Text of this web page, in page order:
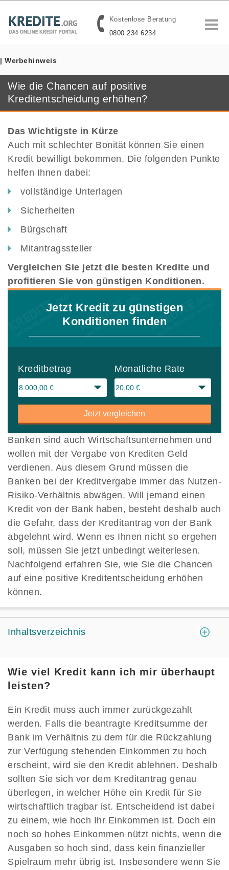
Kostenlose Beratung
0800 234 6234
| Werbehinweis
Wie die Chancen auf positive
Kreditentscheidung erhöhen?
Das Wichtigste in Kürze
Auch mit schlechter Bonität können Sie einen
Kredit bewilligt bekommen. Die folgenden Punkte
helfen Ihnen dabei:
vollständige Unterlagen
Sicherheiten
Bürgschaft
Mitantragssteller
Vergleichen Sie jetzt die besten Kredite und
profitieren Sie von günstigen Konditionen.
Jetzt Kredit zu günstigen
Konditionen finden
Kreditbetrag Monatliche Rate
Jetzt vergleichen
Banken sind auch Wirtschaftsunternehmen und
wollen mit der Vergabe von Krediten Geld
verdienen. Aus diesem Grund müssen die
Banken bei der Kreditvergabe immer das Nutzen-
Risiko-Verhältnis abwägen. Will jemand einen
Kredit von der Bank haben, besteht deshalb auch
die Gefahr, dass der Kreditantrag von der Bank
abgelehnt wird. Wenn es Ihnen nicht so ergehen
soll, müssen Sie jetzt unbedingt weiterlesen.
Nachfolgend erfahren Sie, wie Sie die Chancen
auf eine positive Kreditentscheidung erhöhen
können.
Inhaltsverzeichnis
Wie viel Kredit kann ich mir überhaupt
leisten?
Ein Kredit muss auch immer zurückgezahlt
werden. Falls die beantragte Kreditsumme der
Bank im Verhältnis zu dem für die Rückzahlung
zur Verfügung stehenden Einkommen zu hoch
erscheint, wird sie den Kredit ablehnen. Deshalb
sollten Sie sich vor dem Kreditantrag genau
überlegen, in welcher Höhe ein Kredit für Sie
wirtschaftlich tragbar ist. Entscheidend ist dabei
zu einem, wie hoch Ihr Einkommen ist. Doch ein
noch so hohes Einkommen nützt nichts, wenn die
Ausgaben so hoch sind, dass kein finanzieller
Spielraum mehr übrig ist. Insbesondere wenn Sie